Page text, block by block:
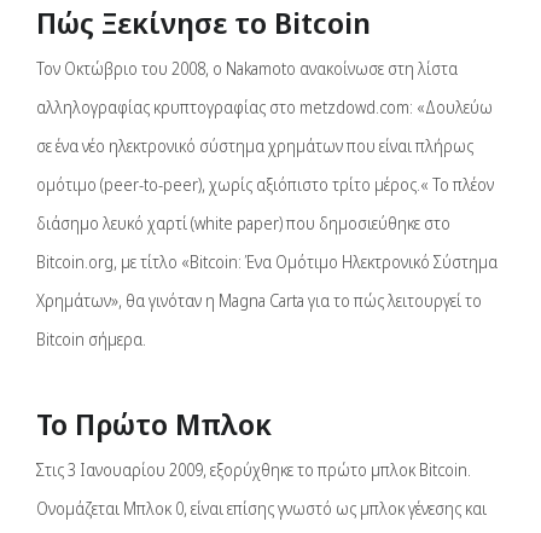
Πώς Ξεκίνησε το Bitcoin
Τον Οκτώβριο του 2008, ο Nakamoto ανακοίνωσε στη λίστα
αλληλογραφίας κρυπτογραφίας στο metzdowd.com: «Δουλεύω
σε ένα νέο ηλεκτρονικό σύστημα χρημάτων που είναι πλήρως
ομότιμο (peer-to-peer), χωρίς αξιόπιστο τρίτο μέρος.« Το πλέον
διάσημο λευκό χαρτί (white paper) που δημοσιεύθηκε στο
Bitcoin.org, με τίτλο «Bitcoin: Ένα Ομότιμο Ηλεκτρονικό Σύστημα
Χρημάτων», θα γινόταν η Magna Carta για το πώς λειτουργεί το
Bitcoin σήμερα.
Το Πρώτο Μπλοκ
Στις 3 Ιανουαρίου 2009, εξορύχθηκε το πρώτο μπλοκ Bitcoin.
Ονομάζεται Μπλοκ 0, είναι επίσης γνωστό ως μπλοκ γένεσης και